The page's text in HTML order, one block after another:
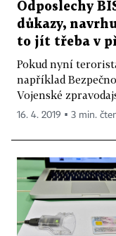
Odposlechy
důkazy,
to jít třeba v
Pokud nyní
například
Vojenské
16. 4. 2019 ▪ 3 min.